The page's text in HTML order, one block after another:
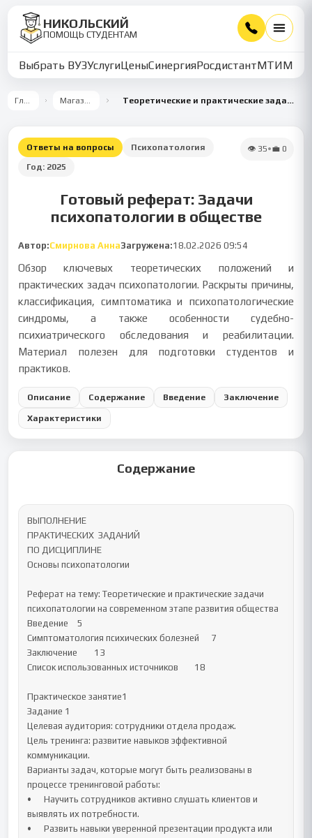
НИКОЛЬСКИЙ
ПОМОЩЬ СТУДЕНТАМ
Выбрать ВУЗУслугиЦеныСинергияРосдистантМТИММУ
Главная Магазин работ Теоретические и практические задачи психопатологии в современном обществе
Ответы на вопросы
Психопатология
Год: 2025
👁 35•💼 0
Готовый реферат: Задачи
психопатологии в обществе
Автор:Смирнова АннаЗагружена:18.02.2026 09:54
Обзор ключевых теоретических положений и
практических задач психопатологии. Раскрыты причины,
классификация, симптоматика и психопатологические
синдромы, а также особенности судебно-
психиатрического обследования и реабилитации.
Материал полезен для подготовки студентов и
практиков.
Описание Содержание Введение Заключение
Характеристики
Содержание
ВЫПОЛНЕНИЕ
ПРАКТИЧЕСКИХ  ЗАДАНИЙ
ПО ДИСЦИПЛИНЕ
Основы психопатологии
Реферат на тему: Теоретические и практические задачи
психопатологии на современном этапе развития общества
Введение	5
Симптоматология психических болезней	7
Заключение	13
Список использованных источников	18
Практическое занятие1
Задание 1
Целевая аудитория: сотрудники отдела продаж.
Цель тренинга: развитие навыков эффективной
коммуникации.
Варианты задач, которые могут быть реализованы в
процессе тренинговой работы:
•	Научить сотрудников активно слушать клиентов и
выявлять их потребности.
•	Развить навыки уверенной презентации продукта или